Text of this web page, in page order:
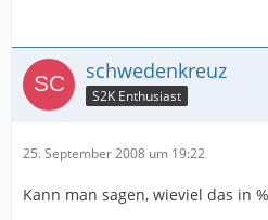
schwedenkreuz
S2K Enthusiast
25. September 2008 um 19:22
Kann man sagen, wieviel das in